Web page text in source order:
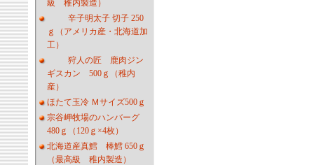
級 稚内製造）
辛子明太子 切子 250
ｇ（アメリカ産・北海道加
工）
狩人の匠 鹿肉ジン
ギスカン 500ｇ（稚内
産）
ほたて玉冷 Ｍサイズ500ｇ
宗谷岬牧場のハンバーグ
480ｇ（120ｇ×4枚）
北海道産真鱈 棒鱈 650ｇ
（最高級 稚内製造）